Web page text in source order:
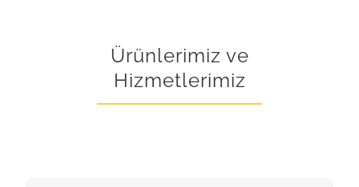
Ürünlerimiz ve
Hizmetlerimiz